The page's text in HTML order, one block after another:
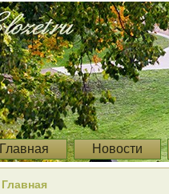
Главная Новости
Главная